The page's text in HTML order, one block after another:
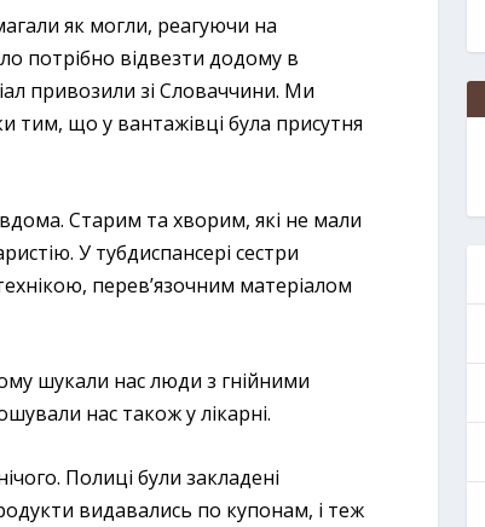
як могли, реагуючи на
потрібно відвезти додому в
привозили зі Словаччини. Ми
тим, що у вантажівці була присутня
Старим та хворим, які не мали
У тубдиспансері сестри
перев’язочним матеріалом
шукали нас люди з гнійними
нас також у лікарні.
Полиці були закладені
видавались по купонам, і теж